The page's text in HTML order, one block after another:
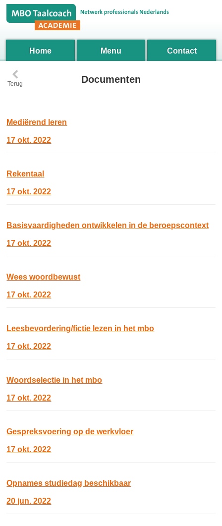
Home Menu Contact
‹
Terug Documenten
Mediërend leren
17 okt. 2022
Rekentaal
17 okt. 2022
Basisvaardigheden ontwikkelen in de beroepscontext
17 okt. 2022
Wees woordbewust
17 okt. 2022
Leesbevordering/fictie lezen in het mbo
17 okt. 2022
Woordselectie in het mbo
17 okt. 2022
Gespreksvoering op de werkvloer
17 okt. 2022
Opnames studiedag beschikbaar
20 jun. 2022